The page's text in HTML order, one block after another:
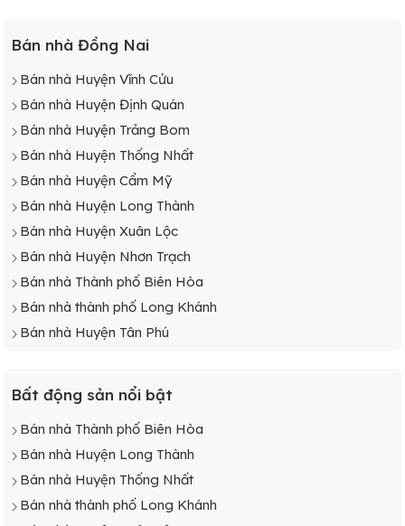
Bán nhà Đồng Nai
Bán nhà Huyện Vĩnh Cửu
Bán nhà Huyện Định Quán
Bán nhà Huyện Trảng Bom
Bán nhà Huyện Thống Nhất
Bán nhà Huyện Cẩm Mỹ
Bán nhà Huyện Long Thành
Bán nhà Huyện Xuân Lộc
Bán nhà Huyện Nhơn Trạch
Bán nhà Thành phố Biên Hòa
Bán nhà thành phố Long Khánh
Bán nhà Huyện Tân Phú
Bất động sản nổi bật
Bán nhà Thành phố Biên Hòa
Bán nhà Huyện Long Thành
Bán nhà Huyện Thống Nhất
Bán nhà thành phố Long Khánh